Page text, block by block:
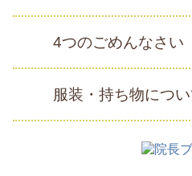
4つのごめんなさい
服装・持ち物につ